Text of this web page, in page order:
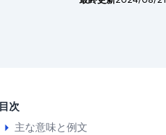
目次
主な意味と例文